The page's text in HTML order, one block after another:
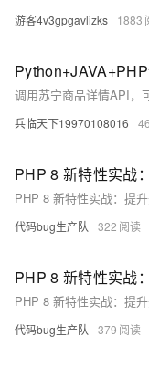
游客4v3gpgavlizks 1883
兵临天下19970108016
PHP 8 新特性实战
PHP 8 新特性实战：提
代码bug生产队 322
PHP 8 新特性实战
PHP 8 新特性实战：提
代码bug生产队 379